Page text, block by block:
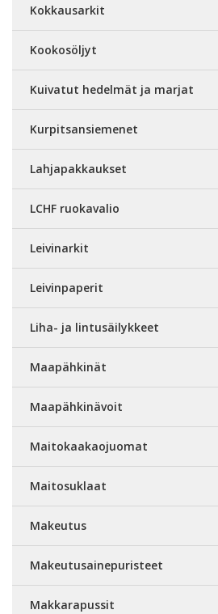
Kokkausarkit
Kookosöljyt
Kuivatut hedelmät ja marjat
Kurpitsansiemenet
Lahjapakkaukset
LCHF ruokavalio
Leivinarkit
Leivinpaperit
Liha- ja lintusäilykkeet
Maapähkinät
Maapähkinävoit
Maitokaakaojuomat
Maitosuklaat
Makeutus
Makeutusainepuristeet
Makkarapussit